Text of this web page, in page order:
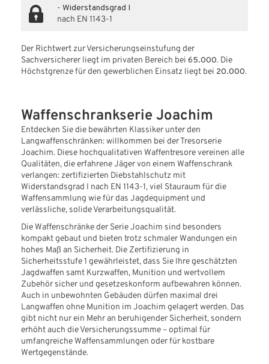
- Widerstandsgrad I
nach EN 1143-1
Der Richtwert zur Versicherungseinstufung der
Sachversicherer liegt im privaten Bereich bei 65.000. Die
Höchstgrenze für den gewerblichen Einsatz liegt bei 20.000.
Waffenschrankserie Joachim
Entdecken Sie die bewährten Klassiker unter den
Langwaffenschränken: willkommen bei der Tresorserie
Joachim. Diese hochqualitativen Waffentresore vereinen alle
Qualitäten, die erfahrene Jäger von einem Waffenschrank
verlangen: zertifizierten Diebstahlschutz mit
Widerstandsgrad I nach EN 1143-1, viel Stauraum für die
Waffensammlung wie für das Jagdequipment und
verlässliche, solide Verarbeitungsqualität.
Die Waffenschränke der Serie Joachim sind besonders
kompakt gebaut und bieten trotz schmaler Wandungen ein
hohes Maß an Sicherheit. Die Zertifizierung in
Sicherheitsstufe 1 gewährleistet, dass Sie Ihre geschätzten
Jagdwaffen samt Kurzwaffen, Munition und wertvollem
Zubehör sicher und gesetzeskonform aufbewahren können.
Auch in unbewohnten Gebäuden dürfen maximal drei
Langwaffen ohne Munition im Joachim gelagert werden. Das
gibt nicht nur ein Mehr an beruhigender Sicherheit, sondern
erhöht auch die Versicherungssumme – optimal für
umfangreiche Waffensammlungen oder für kostbare
Wertgegenstände.